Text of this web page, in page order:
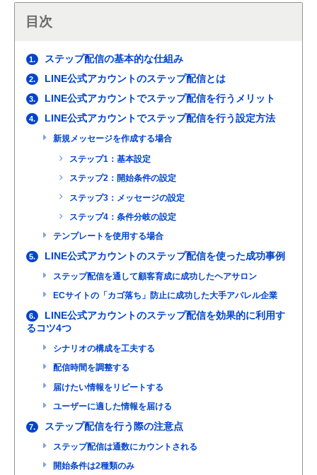
目次
1. ステップ配信の基本的な仕組み
2. LINE公式アカウントのステップ配信とは
3. LINE公式アカウントでステップ配信を行うメリット
4. LINE公式アカウントでステップ配信を行う設定方法
新規メッセージを作成する場合
ステップ1：基本設定
ステップ2：開始条件の設定
ステップ3：メッセージの設定
ステップ4：条件分岐の設定
テンプレートを使用する場合
5. LINE公式アカウントのステップ配信を使った成功事例
ステップ配信を通して顧客育成に成功したヘアサロン
ECサイトの「カゴ落ち」防止に成功した大手アパレル企業
6.
LINE公式アカウントのステップ配信を効果的に利用す
るコツ4つ
シナリオの構成を工夫する
配信時間を調整する
届けたい情報をリピートする
ユーザーに適した情報を届ける
7. ステップ配信を行う際の注意点
ステップ配信は通数にカウントされる
開始条件は2種類のみ